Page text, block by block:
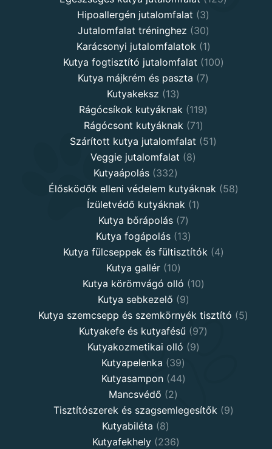
Hipoallergén jutalomfalat 33
products
Jutalomfalat tréninghez 3030
products
Karácsonyi jutalomfalatok 11
product
Kutya fogtisztító jutalomfalat 100100
Kutya májkrém és paszta 77
Kutyakeksz 1313
products
Rágócsíkok kutyáknak 119119
Rágócsont kutyáknak 7171
products
Szárított kutya jutalomfalat 5151
Veggie jutalomfalat 88
Kutyaápolás 332332
products
Élősködők elleni védelem kutyáknak 5858
Ízületvédő kutyáknak 11
Kutya bőrápolás 77
products
Kutya fogápolás 1313
products
Kutya fülcseppek és fültisztítók 44
Kutya gallér 1010
products
Kutya körömvágó olló 1010
Kutya sebkezelő 99
products
Kutya szemcsepp és szemkörnyék tisztító 55
Kutyakefe és kutyafésű 9797
Kutyakozmetikai olló 99
Kutyapelenka 3939
products
Kutyasampon 4444
Mancsvédő 22
products
Tisztítószerek és szagsemlegesítők 99
Kutyabiléta 88
products
Kutyafekhely 236236